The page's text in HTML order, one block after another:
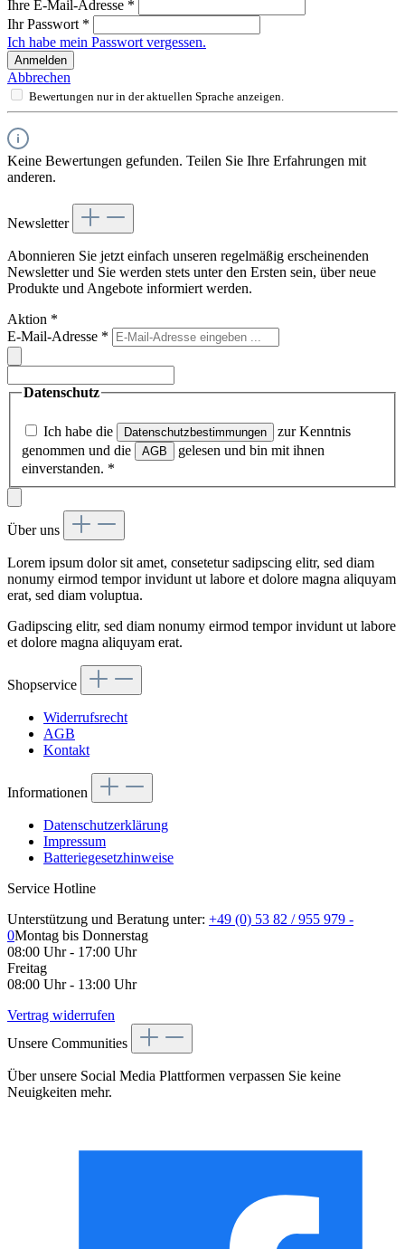
Ihre E-Mail-Adresse *
Ihr Passwort *
Ich habe mein Passwort vergessen.
Anmelden
Abbrechen
Bewertungen nur in der aktuellen Sprache anzeigen.
Keine Bewertungen gefunden. Teilen Sie Ihre Erfahrungen mit
anderen.
Newsletter
Abonnieren Sie jetzt einfach unseren regelmäßig erscheinenden
Newsletter und Sie werden stets unter den Ersten sein, über neue
Produkte und Angebote informiert werden.
Aktion *
E-Mail-Adresse *
Datenschutz
Ich habe die Datenschutzbestimmungen
zur Kenntnis
genommen und die
AGB
gelesen und bin mit ihnen
einverstanden. *
Über uns
Lorem ipsum dolor sit amet, consetetur sadipscing elitr, sed diam
nonumy eirmod tempor invidunt ut labore et dolore magna aliquyam
erat, sed diam voluptua.
Gadipscing elitr, sed diam nonumy eirmod tempor invidunt ut labore
et dolore magna aliquyam erat.
Shopservice
Widerrufsrecht
AGB
Kontakt
Informationen
Datenschutzerklärung
Impressum
Batteriegesetzhinweise
Service Hotline
Unterstützung und Beratung unter: +49 (0) 53 82 / 955 979 -
0Montag bis Donnerstag
08:00 Uhr - 17:00 Uhr
Freitag
08:00 Uhr - 13:00 Uhr
Vertrag widerrufen
Unsere Communities
Über unsere Social Media Plattformen verpassen Sie keine
Neuigkeiten mehr.